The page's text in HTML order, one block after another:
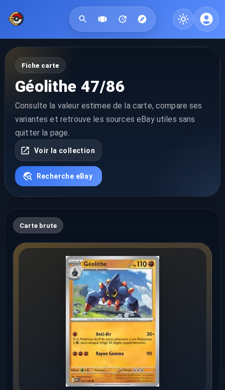
Fiche carte
Géolithe 47/86
Consulte la valeur estimee de la carte, compare ses
variantes et retrouve les sources eBay utiles sans
quitter la page.
Voir la collection
Recherche eBay
Carte brute